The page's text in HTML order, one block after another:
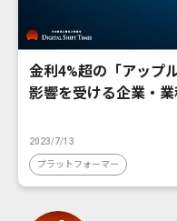
金利4%超の「アップ
影響を受ける企業・業
2023/7/13
プラットフォーマー